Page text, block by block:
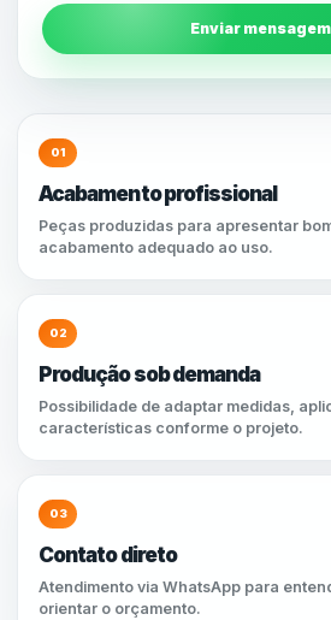
Enviar mensagem
01
Acabamento profissional
Peças produzidas para apresentar
acabamento adequado ao uso.
02
Produção sob demanda
Possibilidade de adaptar medidas,
características conforme o projeto.
03
Contato direto
Atendimento via WhatsApp para
orientar o orçamento.